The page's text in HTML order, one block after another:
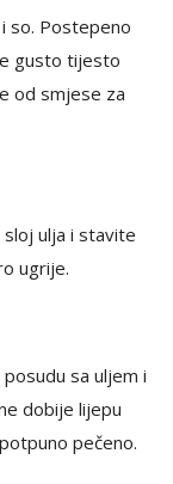
so. Postepeno
gusto tijesto
od smjese za
ulja i stavite
ugrije.
sa uljem i
dobije lijepu
pečeno.